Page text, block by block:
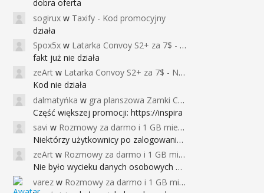
dobra oferta
sogirux w Taxify - Kod promocyjny
działa
Spox5x w Latarka Convoy S2+ za 7$ - Najniższa cena od 2017r
fakt już nie działa
zeArt w Latarka Convoy S2+ za 7$ - Najniższa cena od 2017r
Kod nie działa
dalmatyńka w gra planszowa Zamki Caladale za 39zł
Część większej promocji: https://inspira
savi w Rozmowy za darmo i 1 GB miesięcznie
Niektórzy użytkownicy po zalogowaniu do
zeArt w Rozmowy za darmo i 1 GB miesięcznie
Nie było wycieku danych osobowych a nieo
varez w Rozmowy za darmo i 1 GB miesięcznie